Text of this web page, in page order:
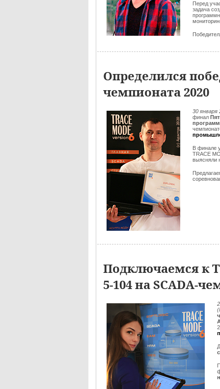
Перед
задача
Определился
чемпионата 2020
30 января
финал
В финале
TRACE
выясняли
Подключаемся к
5-104 на SCADA-